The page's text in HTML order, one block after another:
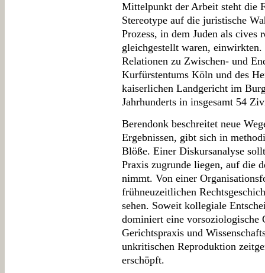
Mittelpunkt der Arbeit steht die
Stereotype auf die juristische
Prozess, in dem Juden als
gleichgestellt waren,
Relationen zu Zwischen- und
Kurfürstentums Köln und des
kaiserlichen Landgericht im
Jahrhunderts in insgesamt 54
Berendonk beschreitet neue
Ergebnissen, gibt sich in
Blöße. Einer Diskursanalyse
Praxis zugrunde liegen, auf die
nimmt. Von einer
frühneuzeitlichen
sehen. Soweit kollegiale
dominiert eine vorsoziologische
Gerichtspraxis und
unkritischen Reproduktion
erschöpft.